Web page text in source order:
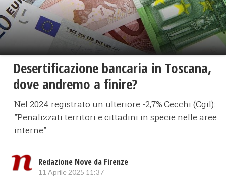
Desertificazione bancaria in Toscana,
dove andremo a finire?
Nel 2024 registrato un ulteriore -2,7%.Cecchi (Cgil):
"Penalizzati territori e cittadini in specie nelle aree
interne"
Redazione Nove da Firenze
11 Aprile 2025 11:37